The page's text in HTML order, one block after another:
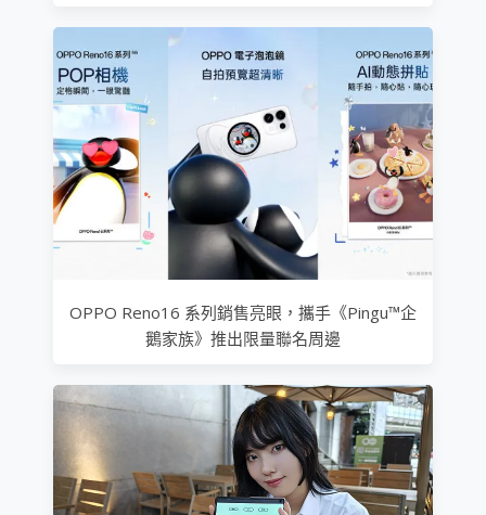
OPPO Reno16 系列銷售亮眼，攜手《Pingu™企
鵝家族》推出限量聯名周邊